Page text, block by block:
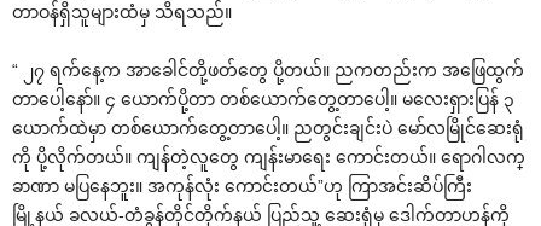
တာဝန်ရှိသူများထံမှ သိရသည်။
“ ၂၇ ရက်‌နေ့က အာ‌ခေါင်တို့ဖတ်‌တွေ ပို့တယ်။ ညကတည်းက အ‌ဖြေထွက်
တာ‌ပေါ့‌နော်။ ၄ ‌ယောက်ပို့တာ တစ်‌ယောက်‌တွေ့တာ‌ပေါ့။ မ‌လေးရှားပြန် ၃
‌ယောက်ထဲမှာ တစ်‌ယောက်‌တွေ့တာ‌ပေါ့။ ညတွင်းချင်းပဲ ‌မော်လမြိုင်‌ဆေးရုံ
ကို ပို့လိုက်တယ်။ ကျန်တဲ့လူ‌တွေ ကျန်းမာ‌ရေး ‌ကောင်းတယ်။ ‌ရောဂါလက္
ခာဏာ မပြ‌နေဘူး။ အကုန်လုံး ‌ကောင်းတယ်”ဟု ကြာအင်းဆိပ်ကြီး
မြို့နယ် ခလယ်-တံခွန်တိုင်တိုက်နယ် ပြည်သူ့ ‌ဆေးရုံမှ ‌ဒေါက်တာဟန်ကို